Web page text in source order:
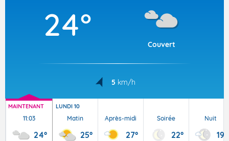
24°
Couvert
5 km/h
MAINTENANT
11:03
24°
LUNDI 10
Matin
25°
Après-midi
27°
Soirée
22°
Nuit
19°